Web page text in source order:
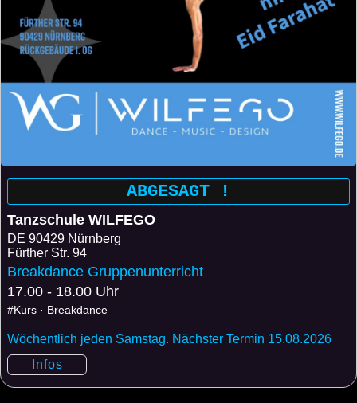
ABGESAGT !
Tanzschule WILFEGO
DE 90429 Nürnberg
Fürther Str. 94
Breakdance Gruppenunterricht
17.00 - 18.00 Uhr
#Kurs · Breakdance
Wöchentlich jeden Samstag. Nächster Termin 15.08.2026
Infos